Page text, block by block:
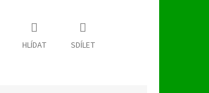
HLÍDAT SDÍLET